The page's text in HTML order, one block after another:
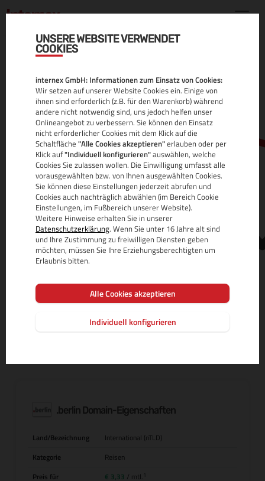
UNSERE WEBSITE VERWENDET
COOKIES
internex GmbH: Informationen zum Einsatz von Cookies:
Wir setzen auf unserer Website Cookies ein. Einige von
ihnen sind erforderlich (z.B. für den Warenkorb) während
andere nicht notwendig sind, uns jedoch helfen unser
Onlineangebot zu verbessern. Sie können den Einsatz
nicht erforderlicher Cookies mit dem Klick auf die
Schaltfläche "Alle Cookies akzeptieren"erlauben oder per
Klick auf"Individuell konfigurieren"auswählen, welche
Cookies Sie zulassen wollen. Die Einwilligung umfasst alle
vorausgewählten bzw. von Ihnen ausgewählten Cookies.
Sie können diese Einstellungen jederzeit abrufen und
Cookies auch nachträglich abwählen (im Bereich Cookie
Einstellungen, im Fußbereich unserer Website).
Weitere Hinweise erhalten Sie in unserer
Datenschutzerklärung. Wenn Sie unter 16 Jahre alt sind
und Ihre Zustimmung zu freiwilligen Diensten geben
möchten, müssen Sie Ihre Erziehungsberechtigten um
Erlaubnis bitten.
Alle Cookies akzeptieren
Individuell konfigurieren
.BERLIN DOMAIN
ALLE INFOS
MEHR INFOS ZUR DOMAIN-ENDUNG
.berlin Domain-Eigenschaften
Land/Bezeichnung
International (nTLD)
Kategorie
Reisen
Preis für
€ 3,33 / mtl.